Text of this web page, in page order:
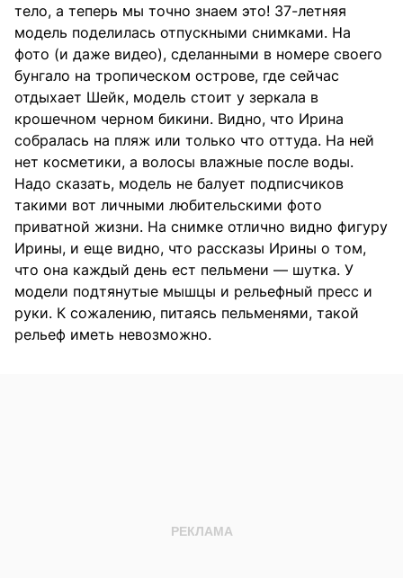
тело, а теперь мы точно знаем это! 37-летняя
модель поделилась отпускными снимками. На
фото (и даже видео), сделанными в номере своего
бунгало на тропическом острове, где сейчас
отдыхает Шейк, модель стоит у зеркала в
крошечном черном бикини. Видно, что Ирина
собралась на пляж или только что оттуда. На ней
нет косметики, а волосы влажные после воды.
Надо сказать, модель не балует подписчиков
такими вот личными любительскими фото
приватной жизни. На снимке отлично видно фигуру
Ирины, и еще видно, что рассказы Ирины о том,
что она каждый день ест пельмени — шутка. У
модели подтянутые мышцы и рельефный пресс и
руки. К сожалению, питаясь пельменями, такой
рельеф иметь невозможно.